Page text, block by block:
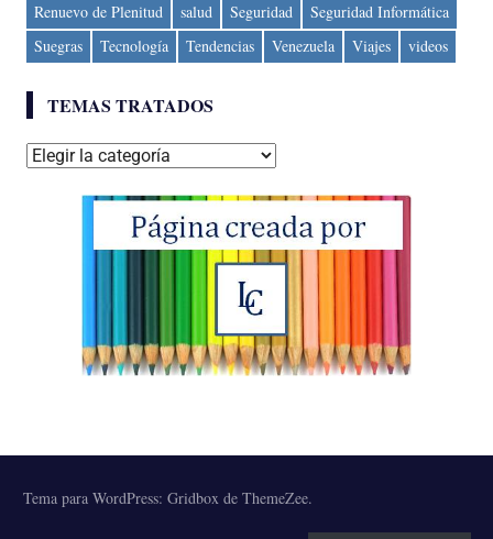
Renuevo de Plenitud
salud Seguridad
Seguridad Informática
Suegras
Tecnología Tendencias Venezuela Viajes videos
TEMAS TRATADOS
Temas
Tema para WordPress: Gridbox de ThemeZee.